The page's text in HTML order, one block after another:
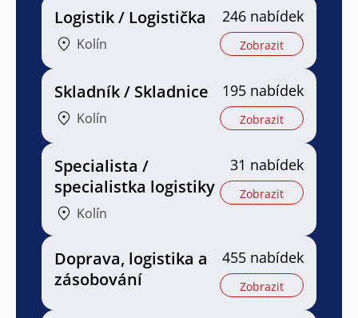
Logistik / Logistička
Kolín
246 nabídek
Zobrazit
Skladník / Skladnice
Kolín
195 nabídek
Zobrazit
Specialista /
specialistka logistiky
Kolín
31 nabídek
Zobrazit
Doprava, logistika a
zásobování
455 nabídek
Zobrazit